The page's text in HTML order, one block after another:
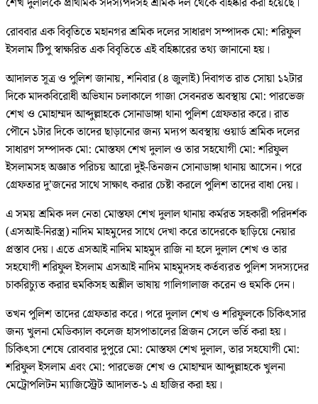
রোববার এক বিবৃতিতে মহানগর শ্রমিক দলের সাধারণ সম্পাদক মো: শরিফুল
ইসলাম টিপু স্বাক্ষরিত এক বিবৃতিতে এই বহিষ্কারের তথ্য জানানো হয়।
আদালত সূত্র ও পুলিশ জানায়, শনিবার (৪ জুলাই) দিবাগত রাত সোয়া ১২টার
দিকে মাদকবিরোধী অভিযান চলাকালে গাজা সেবনরত অবস্থায় মো: পারভেজ
শেখ ও মোহাম্মদ আব্দুল্লাহকে সোনাডাঙ্গা থানা পুলিশ গ্রেফতার করে। রাত
পৌনে ১টার দিকে তাদের ছাড়ানোর জন্য মদ্যপ অবস্থায় ওয়ার্ড শ্রমিক দলের
সাধারণ সম্পাদক মো: মোস্তফা শেখ দুলাল ও তার সহযোগী মো: শরিফুল
ইসলামসহ অজ্ঞাত পরিচয় আরো দুই-তিনজন সোনাডাঙ্গা থানায় আসেন। পরে
গ্রেফতার দু’জনের সাথে সাক্ষাৎ করার চেষ্টা করলে পুলিশ তাদের বাধা দেয়।
এ সময় শ্রমিক দল নেতা মোস্তফা শেখ দুলাল থানায় কর্মরত সহকারী পরিদর্শক
(এসআই-নিরস্ত্র) নাদিম মাহমুদের সাথে দেখা করে তাদেরকে ছাড়িয়ে নেয়ার
প্রস্তাব দেয়। এতে এসআই নাদিম মাহমুদ রাজি না হলে দুলাল শেখ ও তার
সহযোগী শরিফুল ইসলাম এসআই নাদিম মাহমুদসহ কর্তব্যরত পুলিশ সদস্যদের
চাকরিচ্যুত করার হুমকিসহ অশ্লীল ভাষায় গালিগালাজ করেন ও হুমকি দেন।
তখন পুলিশ তাদের গ্রেফতার করে। পরে দুলাল শেখ ও শরিফুলকে চিকিৎসার
জন্য খুলনা মেডিক্যাল কলেজ হাসপাতালের প্রিজন সেলে ভর্তি করা হয়।
চিকিৎসা শেষে রোববার দুপুরে মো: মোস্তফা শেখ দুলাল, তার সহযোগী মো:
শরিফুল ইসলাম এবং মো: পারভেজ শেখ ও মোহাম্মদ আব্দুল্লাহকে খুলনা
মেট্রোপলিটন ম্যাজিস্ট্রেট আদালত-১ এ হাজির করা হয়।